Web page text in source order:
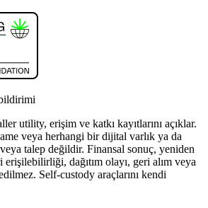
utility, erişim ve katkı kayıtlarını açıklar.
veya herhangi bir dijital varlık ya da
talep değildir. Finansal sonuç, yeniden
dağıtım olayı, geri alım veya
Self-custody araçlarını kendi